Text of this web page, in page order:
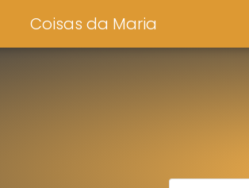
Coisas da Maria